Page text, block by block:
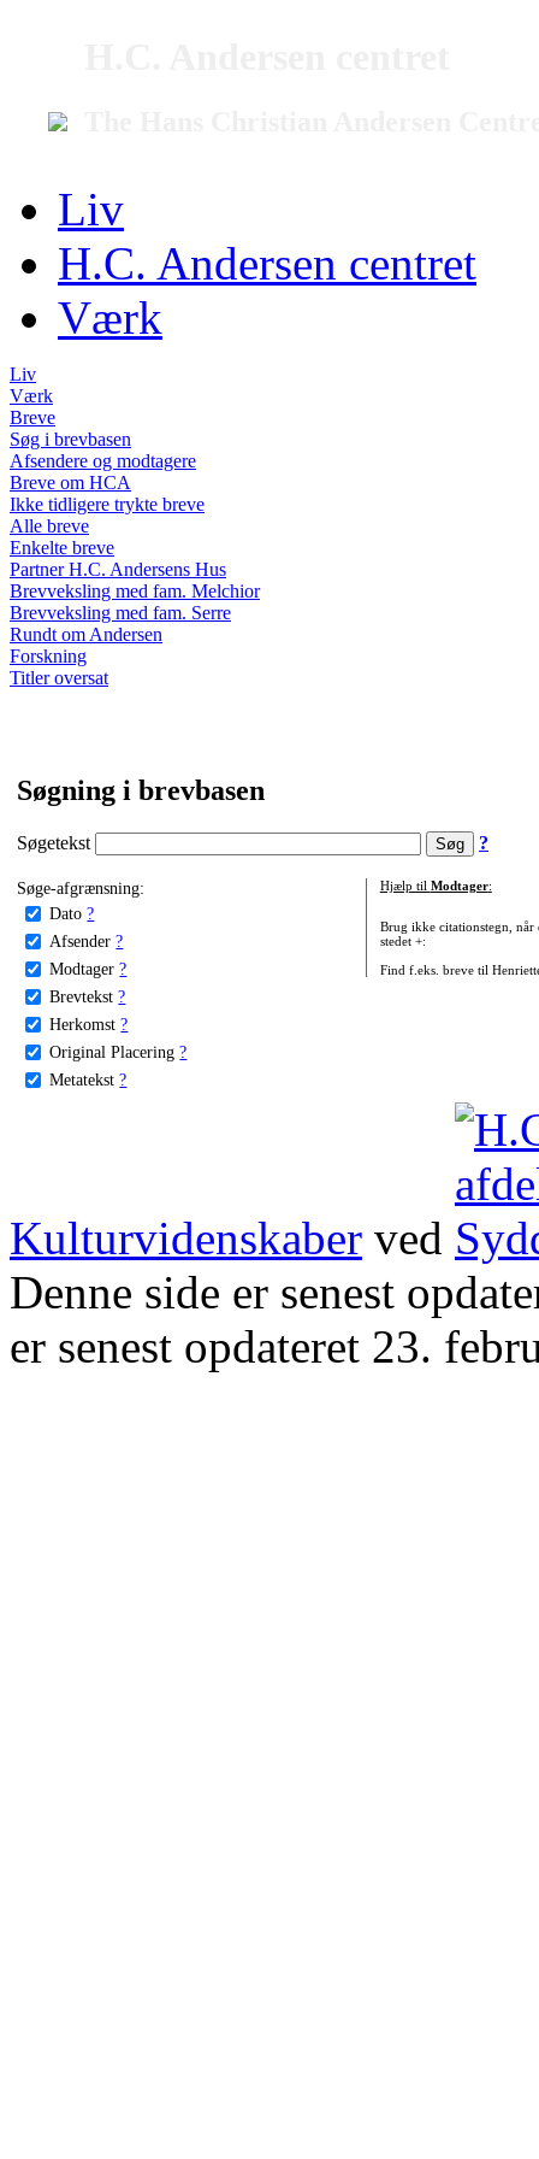
Liv
H.C. Andersen centret
Værk
Liv
Værk
Breve
Søg i brevbasen
Afsendere og modtagere
Breve om HCA
Ikke tidligere trykte breve
Alle breve
Enkelte breve
Partner H.C. Andersens Hus
Brevveksling med fam. Melchior
Brevveksling med fam. Serre
Rundt om Andersen
Forskning
Titler oversat
Søgning i brevbasen
Søgetekst ?
Søge-afgrænsning:
Dato ?
Afsender ?
Modtager ?
Brevtekst ?
Herkomst ?
Original Placering ?
Metatekst ?
Hjælp til Modtager:
Brug ikke citationstegn, når
stedet +:
Find f.eks. breve til
Kulturvidenskaber ved
Denne side er senest
er senest opdateret 23.